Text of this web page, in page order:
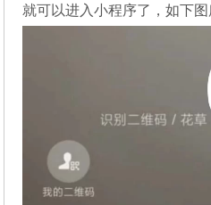
就可以进入小程序了，如下图